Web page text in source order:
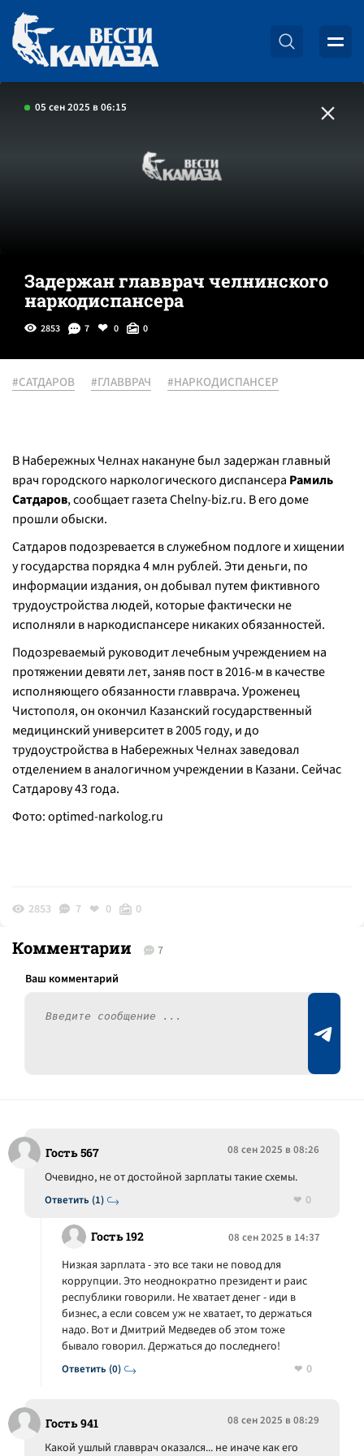
05 сен 2025 в 06:15
Задержан главврач челнинского
наркодиспансера
2853 7 0 0
#САТДАРОВ #ГЛАВВРАЧ #НАРКОДИСПАНСЕР
В Набережных Челнах накануне был задержан главный
врач городского наркологического диспансера Рамиль
Сатдаров, сообщает газета Chelny-biz.ru. В его доме
прошли обыски.
Сатдаров подозревается в служебном подлоге и хищении
у государства порядка 4 млн рублей. Эти деньги, по
информации издания, он добывал путем фиктивного
трудоустройства людей, которые фактически не
исполняли в наркодиспансере никаких обязанностей.
Подозреваемый руководит лечебным учреждением на
протяжении девяти лет, заняв пост в 2016-м в качестве
исполняющего обязанности главврача. Уроженец
Чистополя, он окончил Казанский государственный
медицинский университет в 2005 году, и до
трудоустройства в Набережных Челнах заведовал
отделением в аналогичном учреждении в Казани. Сейчас
Сатдарову 43 года.
Фото:optimed-narkolog.ru
2853 7 0 0
Комментарии 7
Гость 567 08 сен 2025 в 08:26
Ответить (1)
Очевидно, не от достойной зарплаты такие схемы.
0
Гость 192 08 сен 2025 в 14:37
Ответить (0)
Низкая зарплата - это все таки не повод для
коррупции. Это неоднократно президент и раис
республики говорили. Не хватает денег - иди в
бизнес, а если совсем уж не хватает, то держаться
надо. Вот и Дмитрий Медведев об этом тоже
бывало говорил. Держаться до последнего!
0
Гость 941 08 сен 2025 в 08:29
Какой ушлый главврач оказался... не иначе как его